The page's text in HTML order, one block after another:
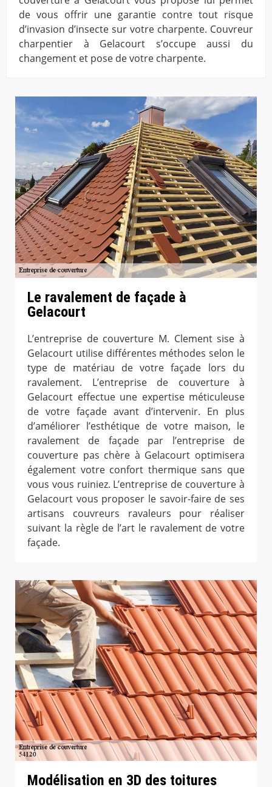
de vous offrir une garantie contre tout risque
d’invasion d’insecte sur votre charpente. Couvreur
charpentier à Gelacourt s’occupe aussi du
changement et pose de votre charpente.
Le ravalement de façade à
Gelacourt
L’entreprise de couverture M. Clement sise à
Gelacourt utilise différentes méthodes selon le
type de matériau de votre façade lors du
ravalement. L’entreprise de couverture à
Gelacourt effectue une expertise méticuleuse
de votre façade avant d’intervenir. En plus
d’améliorer l’esthétique de votre maison, le
ravalement de façade par l’entreprise de
couverture pas chère à Gelacourt optimisera
également votre confort thermique sans que
vous vous ruiniez. L’entreprise de couverture à
Gelacourt vous proposer le savoir-faire de ses
artisans couvreurs ravaleurs pour réaliser
suivant la règle de l’art le ravalement de votre
façade.
Modélisation en 3D des toitures